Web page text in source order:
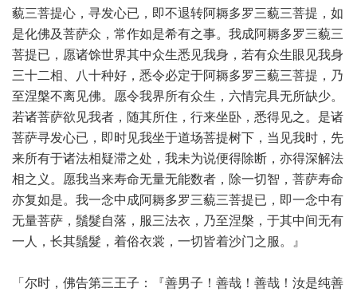
藐三菩提心，寻发心已，即不退转阿耨多罗三藐三菩提，如
是化佛及菩萨众，常作如是希有之事。我成阿耨多罗三藐三
菩提已，愿诸馀世界其中众生悉见我身，若有众生眼见我身
三十二相、八十种好，悉令必定于阿耨多罗三藐三菩提，乃
至涅槃不离见佛。愿令我界所有众生，六情完具无所缺少。
若诸菩萨欲见我者，随其所住，行来坐卧，悉得见之。是诸
菩萨寻发心已，即时见我坐于道场菩提树下，当见我时，先
来所有于诸法相疑滞之处，我未为说便得除断，亦得深解法
相之义。愿我当来寿命无量无能数者，除一切智，菩萨寿命
亦复如是。我一念中成阿耨多罗三藐三菩提已，即一念中有
无量菩萨，鬚髮自落，服三法衣，乃至涅槃，于其中间无有
一人，长其鬚髮，着俗衣裳，一切皆着沙门之服。』
「尔时，佛告第三王子：『善男子！善哉！善哉！汝是纯善